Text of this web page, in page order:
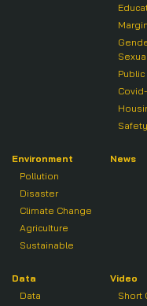
Safety
Environment
Pollution
Disaster
Climate Change
Agriculture
Sustainable
News
Data
Data
Video
Short